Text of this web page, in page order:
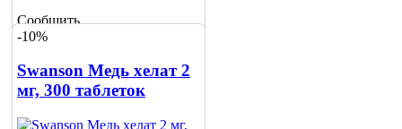
Сообщить
о наличии
-10%
Swanson Медь хелат 2
мг, 300 таблеток